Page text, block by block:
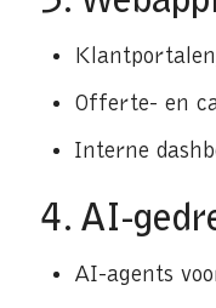
Offerte- en
Interne
4. AI-
AI-agents